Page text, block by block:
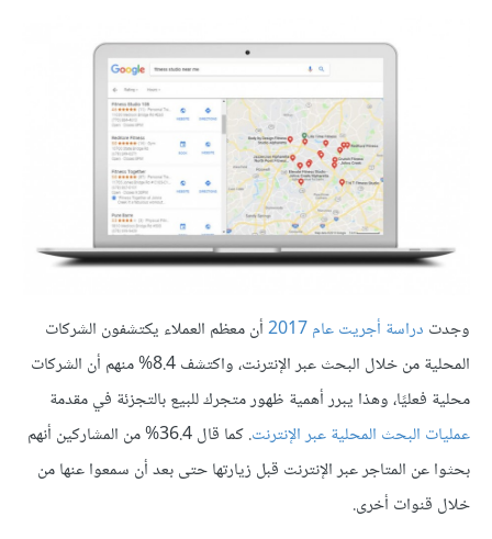
وجدت دراسة أجريت عام 2017
أن معظم العملاء يكتشفون الشركات
المحلية من خلال البحث عبر الإنترنت، واكتشف 8.4% منهم أن الشركات
محلية فعليًا، وهذا يبرر أهمية ظهور متجرك للبيع بالتجزئة في مقدمة
عمليات البحث المحلية عبر الإنترنت
. كما قال 36.4% من المشاركين أنهم
بحثوا عن المتاجر عبر الإنترنت قبل زيارتها حتى بعد أن سمعوا عنها من
خلال قنوات أخرى.